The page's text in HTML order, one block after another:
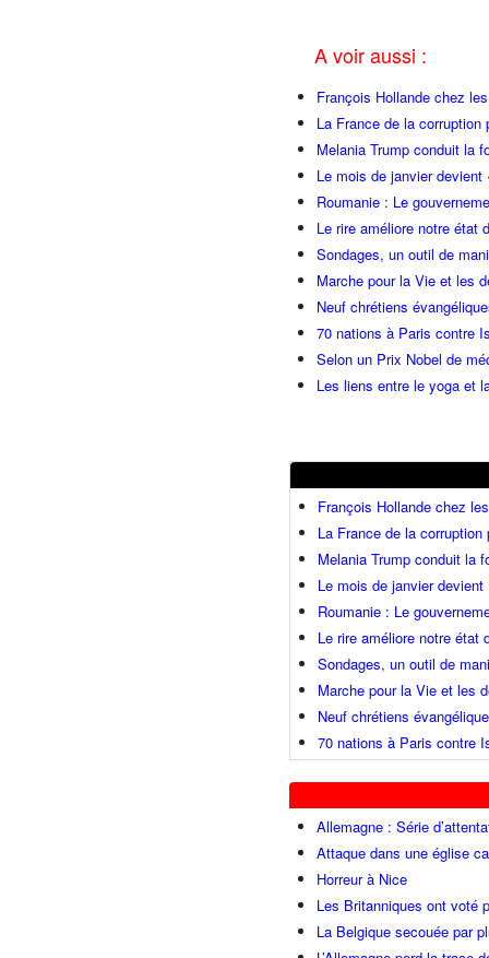
A voir aussi :
François Hollande chez
La France de la
Melania Trump conduit la
Le mois de janvier
Roumanie : Le
Le rire améliore notre état
Sondages, un outil de
Marche pour la Vie et les
Neuf chrétiens
70 nations à Paris contre
Selon un Prix Nobel de
Les liens entre le yoga et
François Hollande chez
La France de la
Melania Trump conduit la
Le mois de janvier
Roumanie : Le
Le rire améliore notre état
Sondages, un outil de
Marche pour la Vie et les
Neuf chrétiens
70 nations à Paris contre
Allemagne : Série
Attaque dans une église
Horreur à Nice
Les Britanniques ont voté
La Belgique secouée par